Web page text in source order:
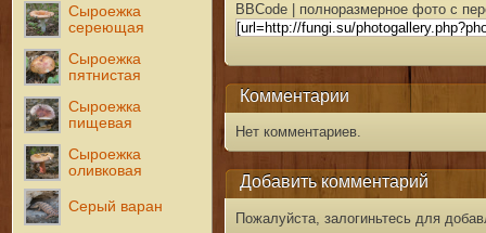
Сыроежка
сереющая
Сыроежка
пятнистая
Сыроежка
пищевая
Сыроежка
оливковая
Серый варан
BBCode | полноразмерное фото с
Комментарии
Нет комментариев.
Добавить комментарий
Пожалуйста, залогиньтесь для